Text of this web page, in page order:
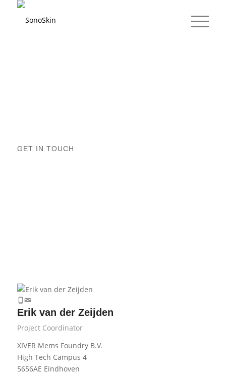
GET IN TOUCH
Erik van der Zeijden
Project Coordinator
XIVER Mems Foundry B.V.
High Tech Campus 4
5656AE Eindhoven